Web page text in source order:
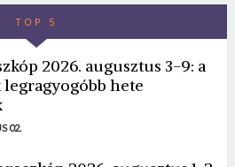
TOP 5
2026. augusztus 3-9: a
hete
02.